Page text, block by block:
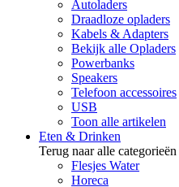
Autoladers
Draadloze opladers
Kabels & Adapters
Bekijk alle Opladers
Powerbanks
Speakers
Telefoon accessoires
USB
Toon alle artikelen
Eten & Drinken
Terug naar alle categorieën
Flesjes Water
Horeca